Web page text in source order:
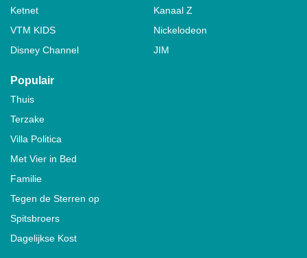
Ketnet
Kanaal Z
VTM KIDS
Nickelodeon
Disney Channel
JIM
Populair
Thuis
Terzake
Villa Politica
Met Vier in Bed
Familie
Tegen de Sterren op
Spitsbroers
Dagelijkse Kost